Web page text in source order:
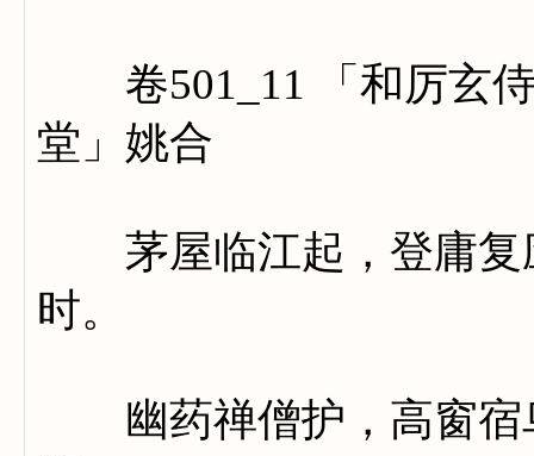
卷501_11 「和厉玄侍
堂」姚合
茅屋临江起，登庸复
时。
幽药禅僧护，高窗宿